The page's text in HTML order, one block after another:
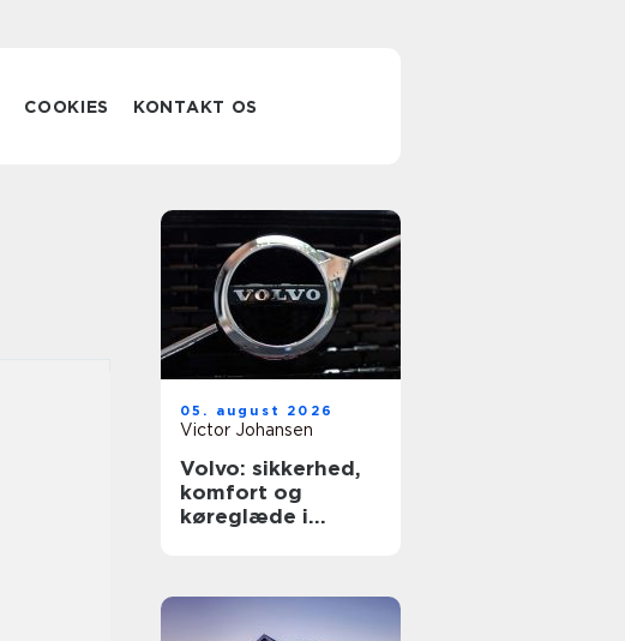
COOKIES KONTAKT OS
05. august 2026
Victor Johansen
Volvo: sikkerhed,
komfort og
køreglæde i